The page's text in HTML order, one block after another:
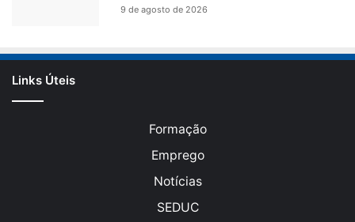
9 de agosto de 2026
Links Úteis
Formação
Emprego
Notícias
SEDUC